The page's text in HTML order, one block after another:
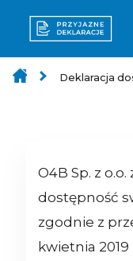
Deklaracja
O4B Sp. z o.o.
dostępność
zgodnie z
kwietnia